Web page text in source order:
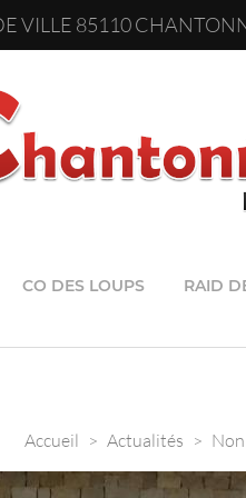
VILLE 85110
CO DES LOUPS RAID
Accueil > Actualités >